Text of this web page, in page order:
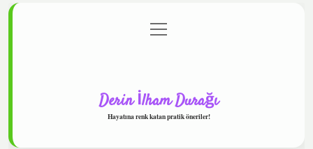
Gizlilik Politikası
menüyü
aç
Derin İlham Durağı
Hayatına renk katan pratik öneriler!